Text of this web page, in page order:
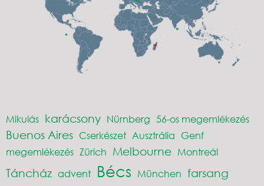
Mikulás karácsony Nürnberg 56-os megemlékezés
Buenos Aires Cserkészet Ausztrália Genf
megemlékezés Zürich Melbourne Montreál
Táncház advent Bécs München farsang